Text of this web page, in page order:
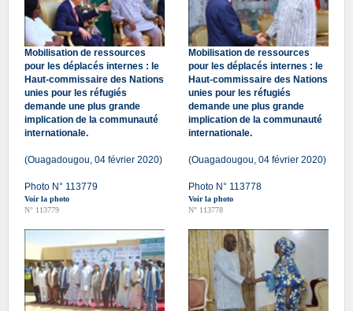
Mobilisation de ressources
pour les déplacés internes : le
Haut-commissaire des Nations
unies pour les réfugiés
demande une plus grande
implication de la communauté
internationale.
(Ouagadougou, 04 février 2020)
Photo N° 113779
Voir la photo
N° 113779
Mobilisation de ressources
pour les déplacés internes : le
Haut-commissaire des Nations
unies pour les réfugiés
demande une plus grande
implication de la communauté
internationale.
(Ouagadougou, 04 février 2020)
Photo N° 113778
Voir la photo
N° 113778